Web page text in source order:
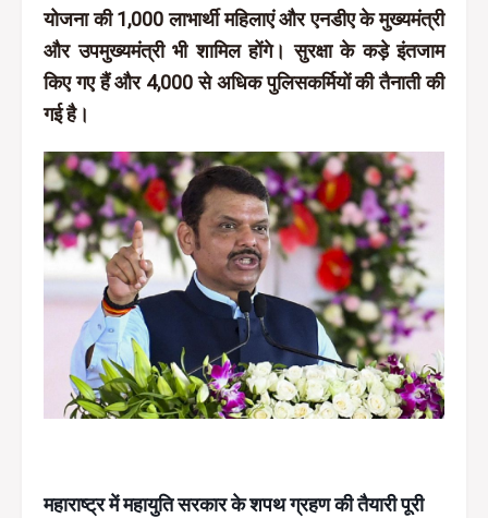
योजना की 1,000 लाभार्थी महिलाएं और एनडीए के मुख्यमंत्री
और उपमुख्यमंत्री भी शामिल होंगे। सुरक्षा के कड़े इंतजाम
किए गए हैं और 4,000 से अधिक पुलिसकर्मियों की तैनाती की
गई है।
महाराष्ट्र में महायुति सरकार के शपथ ग्रहण की तैयारी पूरी